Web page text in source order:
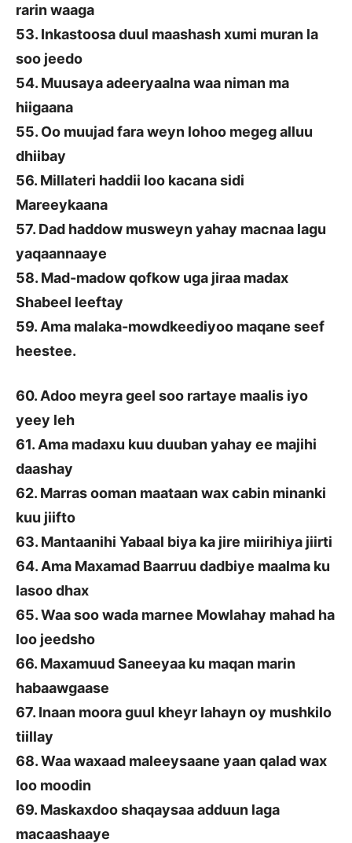
rarin waaga
53. Inkastoosa duul maashash xumi muran la
soo jeedo
54. Muusaya adeeryaalna waa niman ma
hiigaana
55. Oo muujad fara weyn lohoo megeg alluu
dhiibay
56. Millateri haddii loo kacana sidi
Mareeykaana
57. Dad haddow musweyn yahay macnaa lagu
yaqaannaaye
58. Mad-madow qofkow uga jiraa madax
Shabeel leeftay
59. Ama malaka-mowdkeediyoo maqane seef
heestee.
60. Adoo meyra geel soo rartaye maalis iyo
yeey leh
61. Ama madaxu kuu duuban yahay ee majihi
daashay
62. Marras ooman maataan wax cabin minanki
kuu jiifto
63. Mantaanihi Yabaal biya ka jire miirihiya jiirti
64. Ama Maxamad Baarruu dadbiye maalma ku
lasoo dhax
65. Waa soo wada marnee Mowlahay mahad ha
loo jeedsho
66. Maxamuud Saneeyaa ku maqan marin
habaawgaase
67. Inaan moora guul kheyr lahayn oy mushkilo
tiillay
68. Waa waxaad maleeysaane yaan qalad wax
loo moodin
69. Maskaxdoo shaqaysaa adduun laga
macaashaaye